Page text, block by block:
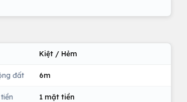
Kiệt / Hẻm
đất 6m
1 mặt tiền